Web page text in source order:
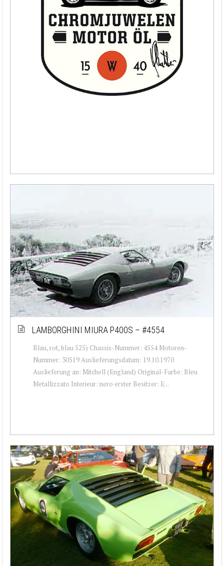
LAMBORGHINI MIURA P400S – #4554
Blau, rot, blau 525) Chassis-Nummer: 4554 Motoren-
Nummer: 30519 Auslieferungsdatum: 19.10.1970
Auslieferung an: Mitchell (England) Original-Farbe: Bleu
Metallizzato Interieur: nero erster Besitzer: E...